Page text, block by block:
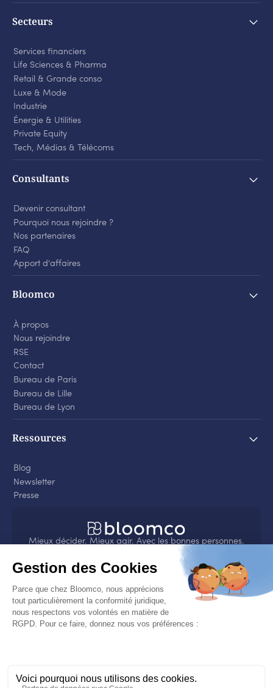
Secteurs
Services financiers
Life Sciences & Pharma
Retail & Grande conso
Luxe & Mode
Industrie
Énergie & Utilities
Private Equity
Tech, Médias & Télécoms
Consultants
Devenir consultant
Pourquoi nous rejoindre ?
Nos partenaires
FAQ
Apport d'affaires
Bloomco
À propos
Nous rejoindre
RSE
Contact
Bureau de Paris
Bureau de Lille
Bureau de Lyon
Ressources
Blog
Newsletter
Presse
Mieux décider. Mieux agir. Avec les bonnes personnes.
sur
environnemental et a obtenu la médaille EcoVadis